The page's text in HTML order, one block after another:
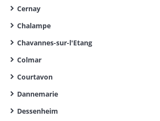
Cernay
Chalampe
Chavannes-sur-l'Etang
Colmar
Courtavon
Dannemarie
Dessenheim